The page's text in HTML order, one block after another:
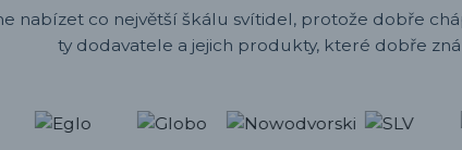
nabízet co největší škálu svítidel, protože dobře
ty dodavatele a jejich produkty, které dobře